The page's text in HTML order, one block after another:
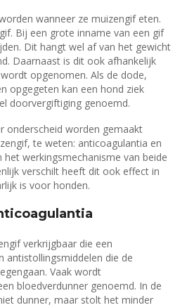
wanneer ze muizengif eten.
Bij een grote inname van een gif
Dit hangt wel af van het gewicht
Daarnaast is dit ook afhankelijk
opgenomen. Als de dode,
opgegeten kan een hond ziek
doorvergiftiging genoemd.
onderscheid worden gemaakt
te weten: anticoagulantia en
het werkingsmechanisme van beide
verschilt heeft dit ook effect in
is voor honden.
verkrijgbaar die een
antistollingsmiddelen die de
Vaak wordt
bloedverdunner genoemd. In de
dunner, maar stolt het minder